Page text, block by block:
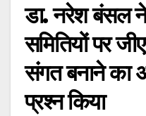
डा. नरेश बंसल
समितियों पर
संगत बनाने का
प्रश्न किया